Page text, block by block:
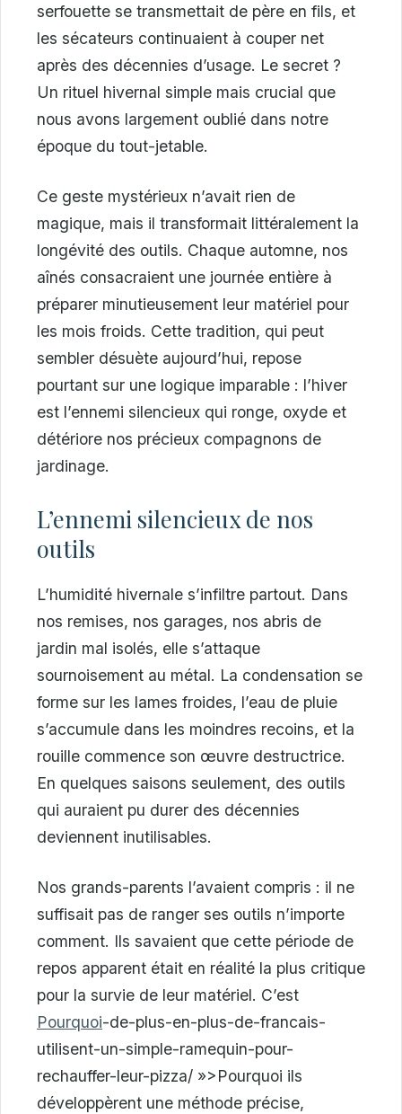
serfouette se transmettait de père en fils, et
les sécateurs continuaient à couper net
après des décennies d’usage. Le secret ?
Un rituel hivernal simple mais crucial que
nous avons largement oublié dans notre
époque du tout-jetable.
Ce geste mystérieux n’avait rien de
magique, mais il transformait littéralement la
longévité des outils. Chaque automne, nos
aînés consacraient une journée entière à
préparer minutieusement leur matériel pour
les mois froids. Cette tradition, qui peut
sembler désuète aujourd’hui, repose
pourtant sur une logique imparable : l’hiver
est l’ennemi silencieux qui ronge, oxyde et
détériore nos précieux compagnons de
jardinage.
L’ennemi silencieux de nos
outils
L’humidité hivernale s’infiltre partout. Dans
nos remises, nos garages, nos abris de
jardin mal isolés, elle s’attaque
sournoisement au métal. La condensation se
forme sur les lames froides, l’eau de pluie
s’accumule dans les moindres recoins, et la
rouille commence son œuvre destructrice.
En quelques saisons seulement, des outils
qui auraient pu durer des décennies
deviennent inutilisables.
Nos grands-parents l’avaient compris : il ne
suffisait pas de ranger ses outils n’importe
comment. Ils savaient que cette période de
repos apparent était en réalité la plus critique
pour la survie de leur matériel. C’est
Pourquoi-de-plus-en-plus-de-francais-
utilisent-un-simple-ramequin-pour-
rechauffer-leur-pizza/ »>Pourquoi ils
développèrent une méthode précise,